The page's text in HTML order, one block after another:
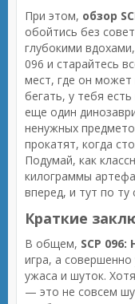
При этом, обзор
обойтись без
глубокими
096 и старайтесь
мест, где он
бегать, у тебя
еще один
ненужных
прокатят, когда
Подумай, как
килограммы
вперед, и тут по
Краткие
В общем, SCP
игра, а
ужаса и шуток.
— это не совсем